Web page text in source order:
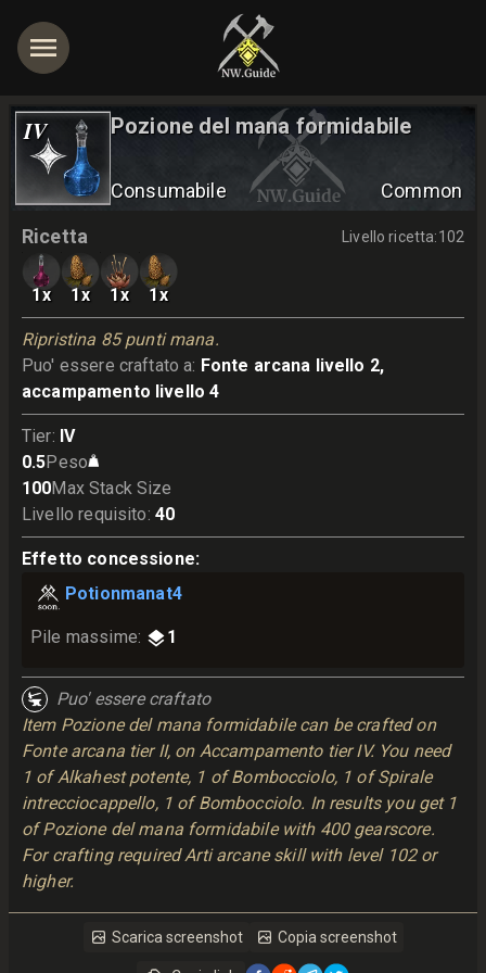
IV Pozione del mana formidabile
Consumabile
Common
Ricetta
Livello ricetta:102
1x 1x 1x 1x
Ripristina 85 punti mana.
Puo' essere craftato a: Fonte arcana livello 2,
accampamento livello 4
Tier: IV
0.5Peso
100Max Stack Size
Livello requisito: 40
Effetto concessione:
Potionmanat4
Pile massime: 1
Puo' essere craftato
Item Pozione del mana formidabile can be crafted on
Fonte arcana tier II, on Accampamento tier IV. You need
1 of Alkahest potente, 1 of Bombocciolo, 1 of Spirale
intrecciocappello, 1 of Bombocciolo. In results you get 1
of Pozione del mana formidabile with 400 gearscore.
For crafting required Arti arcane skill with level 102 or
higher.
Scarica screenshot Copia screenshot